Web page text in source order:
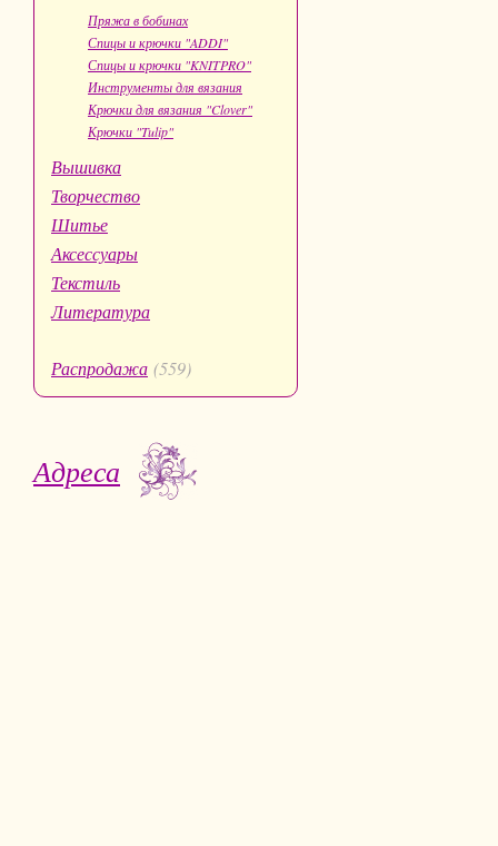
Пряжа в бобинах
Спицы и крючки "ADDI"
Спицы и крючки "KNITPRO"
Инструменты для вязания
Крючки для вязания "Clover"
Крючки "Tulip"
Вышивка
Творчество
Шитье
Аксессуары
Текстиль
Литература
Распродажа (559)
Адреса